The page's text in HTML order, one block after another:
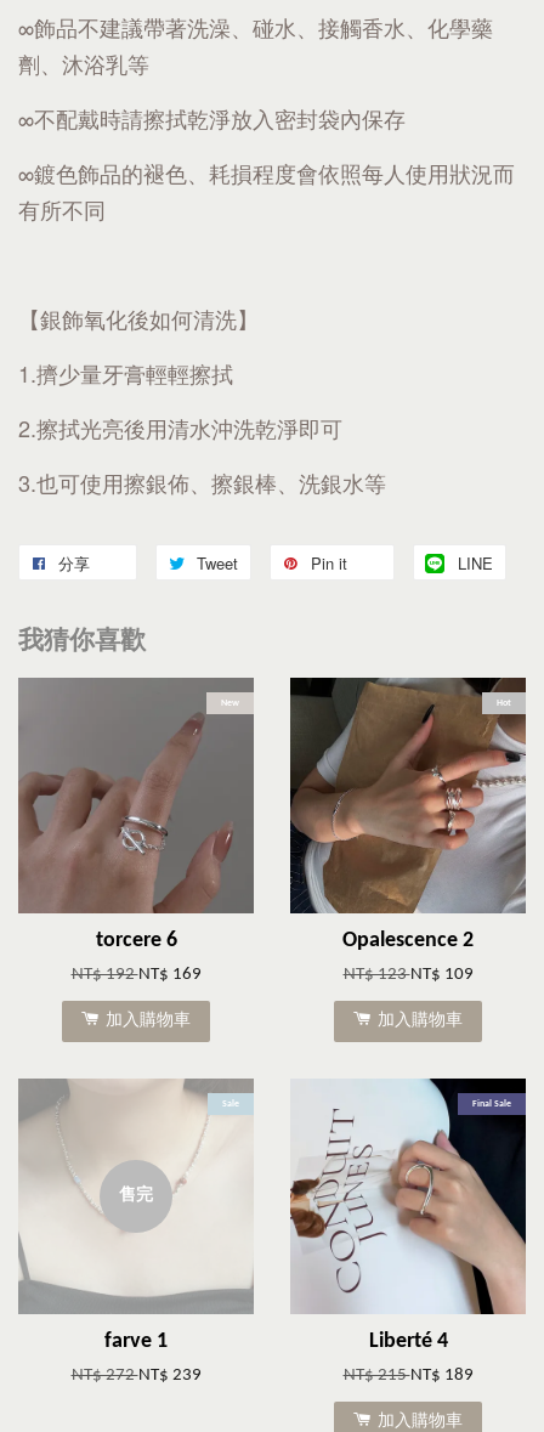
∞飾品不建議帶著洗澡、碰水、接觸香水、化學藥
劑、沐浴乳等
∞不配戴時請擦拭乾淨放入密封袋內保存
∞鍍色飾品的褪色、耗損程度會依照每人使用狀況而
有所不同
【銀飾氧化後如何清洗】
1.擠少量牙膏輕輕擦拭
2.擦拭光亮後用清水沖洗乾淨即可
3.也可使用擦銀佈、擦銀棒、洗銀水等
分享 Tweet Pin it LINE
我猜你喜歡
New
torcere 6
NT$ 192NT$ 169
加入購物車
Hot
Opalescence 2
NT$ 123NT$ 109
加入購物車
售完
Sale
farve 1
NT$ 272NT$ 239
Final Sale
Liberté 4
NT$ 215NT$ 189
加入購物車